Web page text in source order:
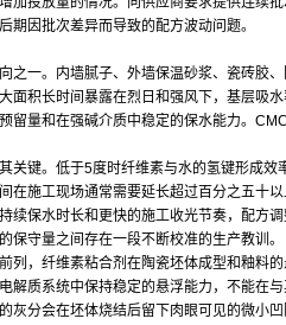
因批次差异而导致的配方波动问题。
一。内墙腻子、外墙保温砂浆、瓷砖胶
面积长时间暴露在烈日和强风下，基层吸
留量和在强碱介质中稳定的保水能力。
关键。低于5度时纤维素与水的氢键形成效
在施工现场通常需要延长超过百分之五十
续保水时长和更快的施工收光节奏，配方
守量之间存在一段不断校准的生产教训。
，纤维素粘合剂在陶瓷坯体成型和釉料
解质系统中保持稳定的悬浮能力，不能在
灰分会在坯体烧结后留下肉眼可见的微小凹